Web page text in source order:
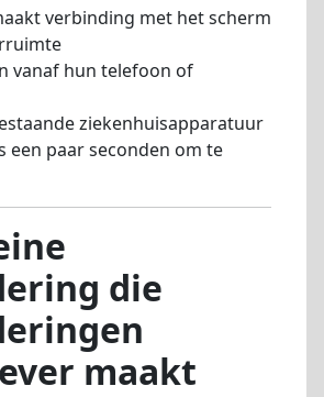
verbinding met het scherm
vanaf hun telefoon of
ziekenhuisapparatuur
een paar seconden om te
die
maakt